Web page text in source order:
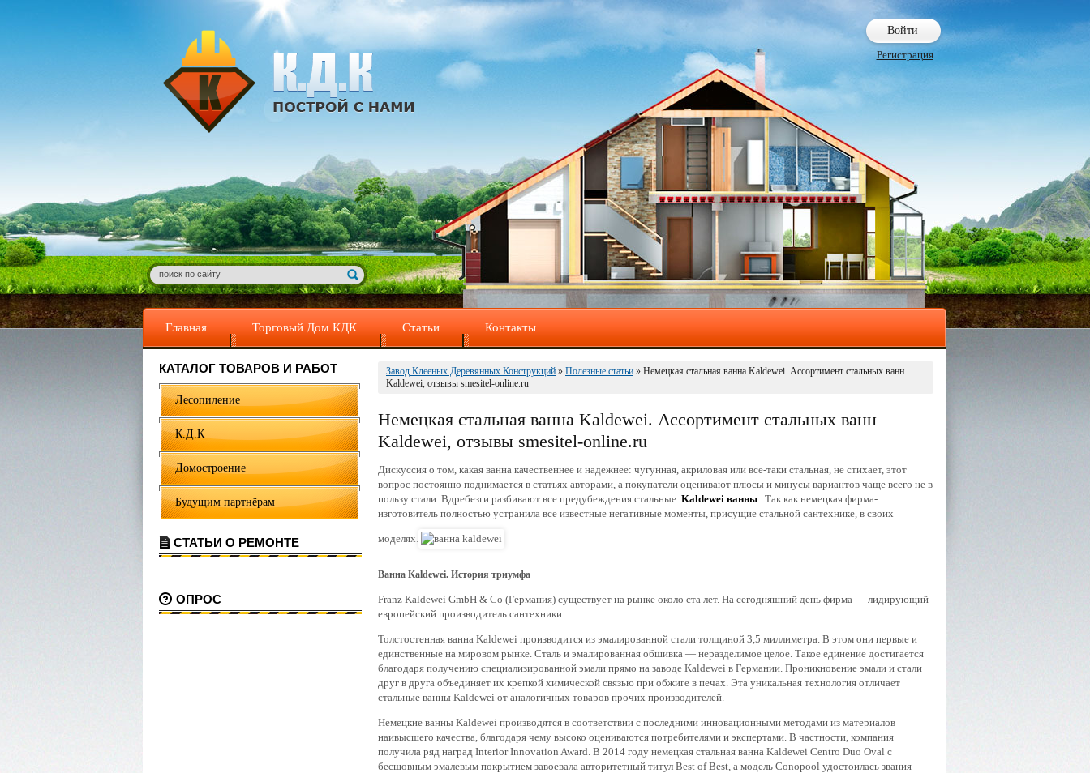
Войти
Регистрация
Главная Торговый Дом КДК Статьи Контакты
КАТАЛОГ ТОВАРОВ И РАБОТ
Лесопиление
К.Д.К
Домостроение
Будущим партнёрам
СТАТЬИ О РЕМОНТЕ
ОПРОС
Завод Клееных Деревянных Конструкций » Полезные статьи » Немецкая стальная ванна Kaldewei. Ассортимент стальных ванн
Kaldewei, отзывы smesitel-online.ru
Немецкая стальная ванна Kaldewei. Ассортимент стальных ванн
Kaldewei, отзывы smesitel-online.ru
Дискуссия о том, какая ванна качественнее и надежнее: чугунная, акриловая или все-таки стальная, не стихает, этот
вопрос постоянно поднимается в статьях авторами, а покупатели оценивают плюсы и минусы вариантов чаще всего не в
пользу стали. Вдребезги разбивают все предубеждения стальные Kaldewei ванны . Так как немецкая фирма-
изготовитель полностью устранила все известные негативные моменты, присущие стальной сантехнике, в своих
моделях.
Ванна Kaldewei. История триумфа
Franz Kaldewei GmbH & Co (Германия) существует на рынке около ста лет. На сегодняшний день фирма — лидирующий
европейский производитель сантехники.
Толстостенная ванна Kaldewei производится из эмалированной стали толщиной 3,5 миллиметра. В этом они первые и
единственные на мировом рынке. Сталь и эмалированная обшивка — неразделимое целое. Такое единение достигается
благодаря получению специализированной эмали прямо на заводе Kaldewei в Германии. Проникновение эмали и стали
друг в друга объединяет их крепкой химической связью при обжиге в печах. Эта уникальная технология отличает
стальные ванны Kaldewei от аналогичных товаров прочих производителей.
Немецкие ванны Kaldewei производятся в соответствии с последними инновационными методами из материалов
наивысшего качества, благодаря чему высоко оцениваются потребителями и экспертами. В частности, компания
получила ряд наград Interior Innovation Award. В 2014 году немецкая стальная ванна Kaldewei Centro Duo Oval с
бесшовным эмалевым покрытием завоевала авторитетный титул Best of Best, а модель Conopool удостоилась звания